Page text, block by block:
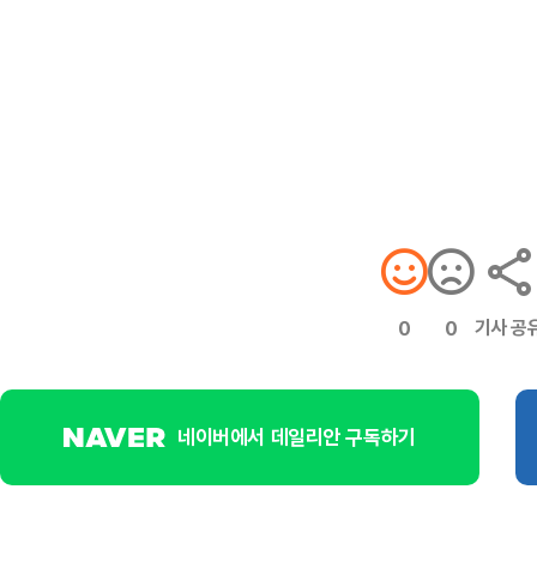
0 0 기사 공
네이버에서 데일리안 구독하기